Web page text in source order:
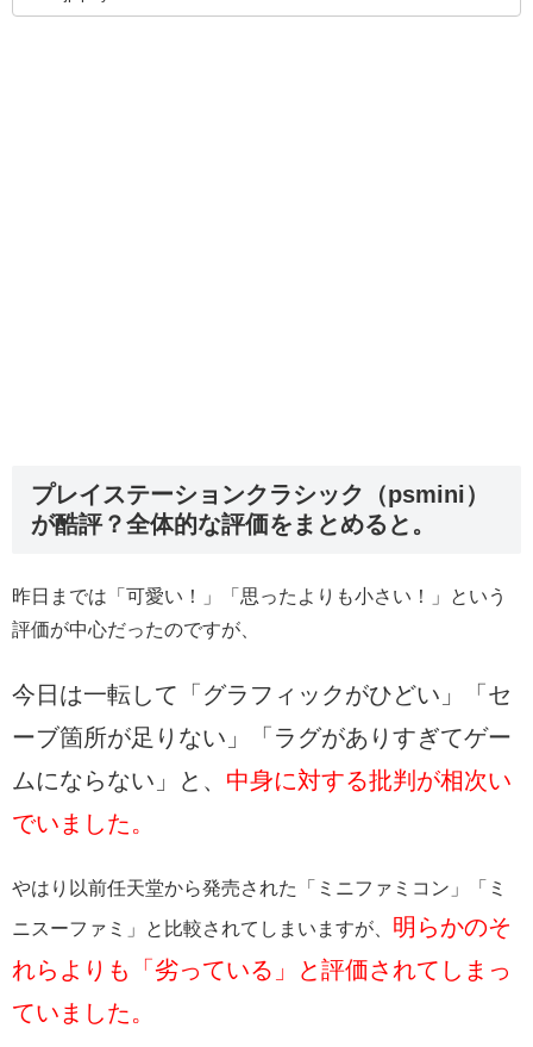
プレイステーションクラシック（psmini）
が酷評？全体的な評価をまとめると。
昨日までは「可愛い！」「思ったよりも小さい！」という
評価が中心だったのですが、
今日は一転して「グラフィックがひどい」「セ
ーブ箇所が足りない」「ラグがありすぎてゲー
ムにならない」と、 中身に対する批判が相次い
でいました。
やはり以前任天堂から発売された「ミニファミコン」「ミ
ニスーファミ」と比較されてしまいますが、 明らかのそ
れらよりも「劣っている」と評価されてしまっ
ていました。